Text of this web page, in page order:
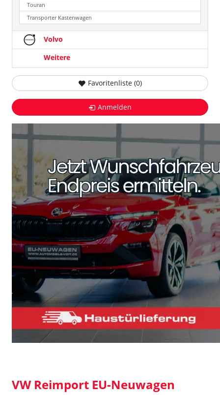
VW Reimport EU-Neuwagen
Touran
Transporter Kastenwagen
Volvo
Weitere
Favoritenliste (0)
Anmelden